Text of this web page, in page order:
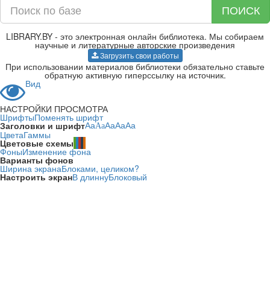
ПОИСК
LIBRARY.BY - это электронная онлайн библиотека. Мы собираем
научные и литературные авторские произведения
Загрузить свои работы
При использовании материалов библиотеки обязательно ставьте
обратную активную гиперссылку на источник.
Вид
НАСТРОЙКИ ПРОСМОТРА
ШрифтыПоменять шрифт
Заголовки и шрифтAaAaAaAaAa
ЦветаГаммы
Цветовые схемы
ФоныИзменение фона
Варианты фонов
Ширина экранаБлоками, целиком?
Настроить экранВ длиннуБлоковый